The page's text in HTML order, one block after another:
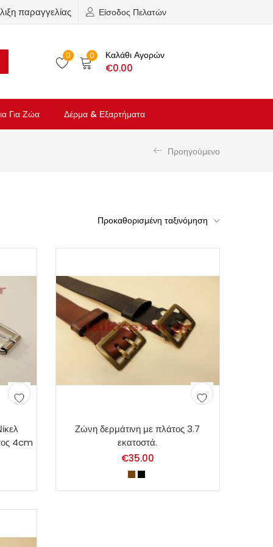
παραγγελίας Είσοδος Πελατών
0 0 Καλάθι Αγορών
€0.00
Για Ζώα Δέρμα & Εξαρτήματα
Προηγούμενο
Προκαθορισμένη ταξινόμηση
4cm
Ζώνη δερμάτινη με πλάτος 3.7
εκατοστά.
€35.00